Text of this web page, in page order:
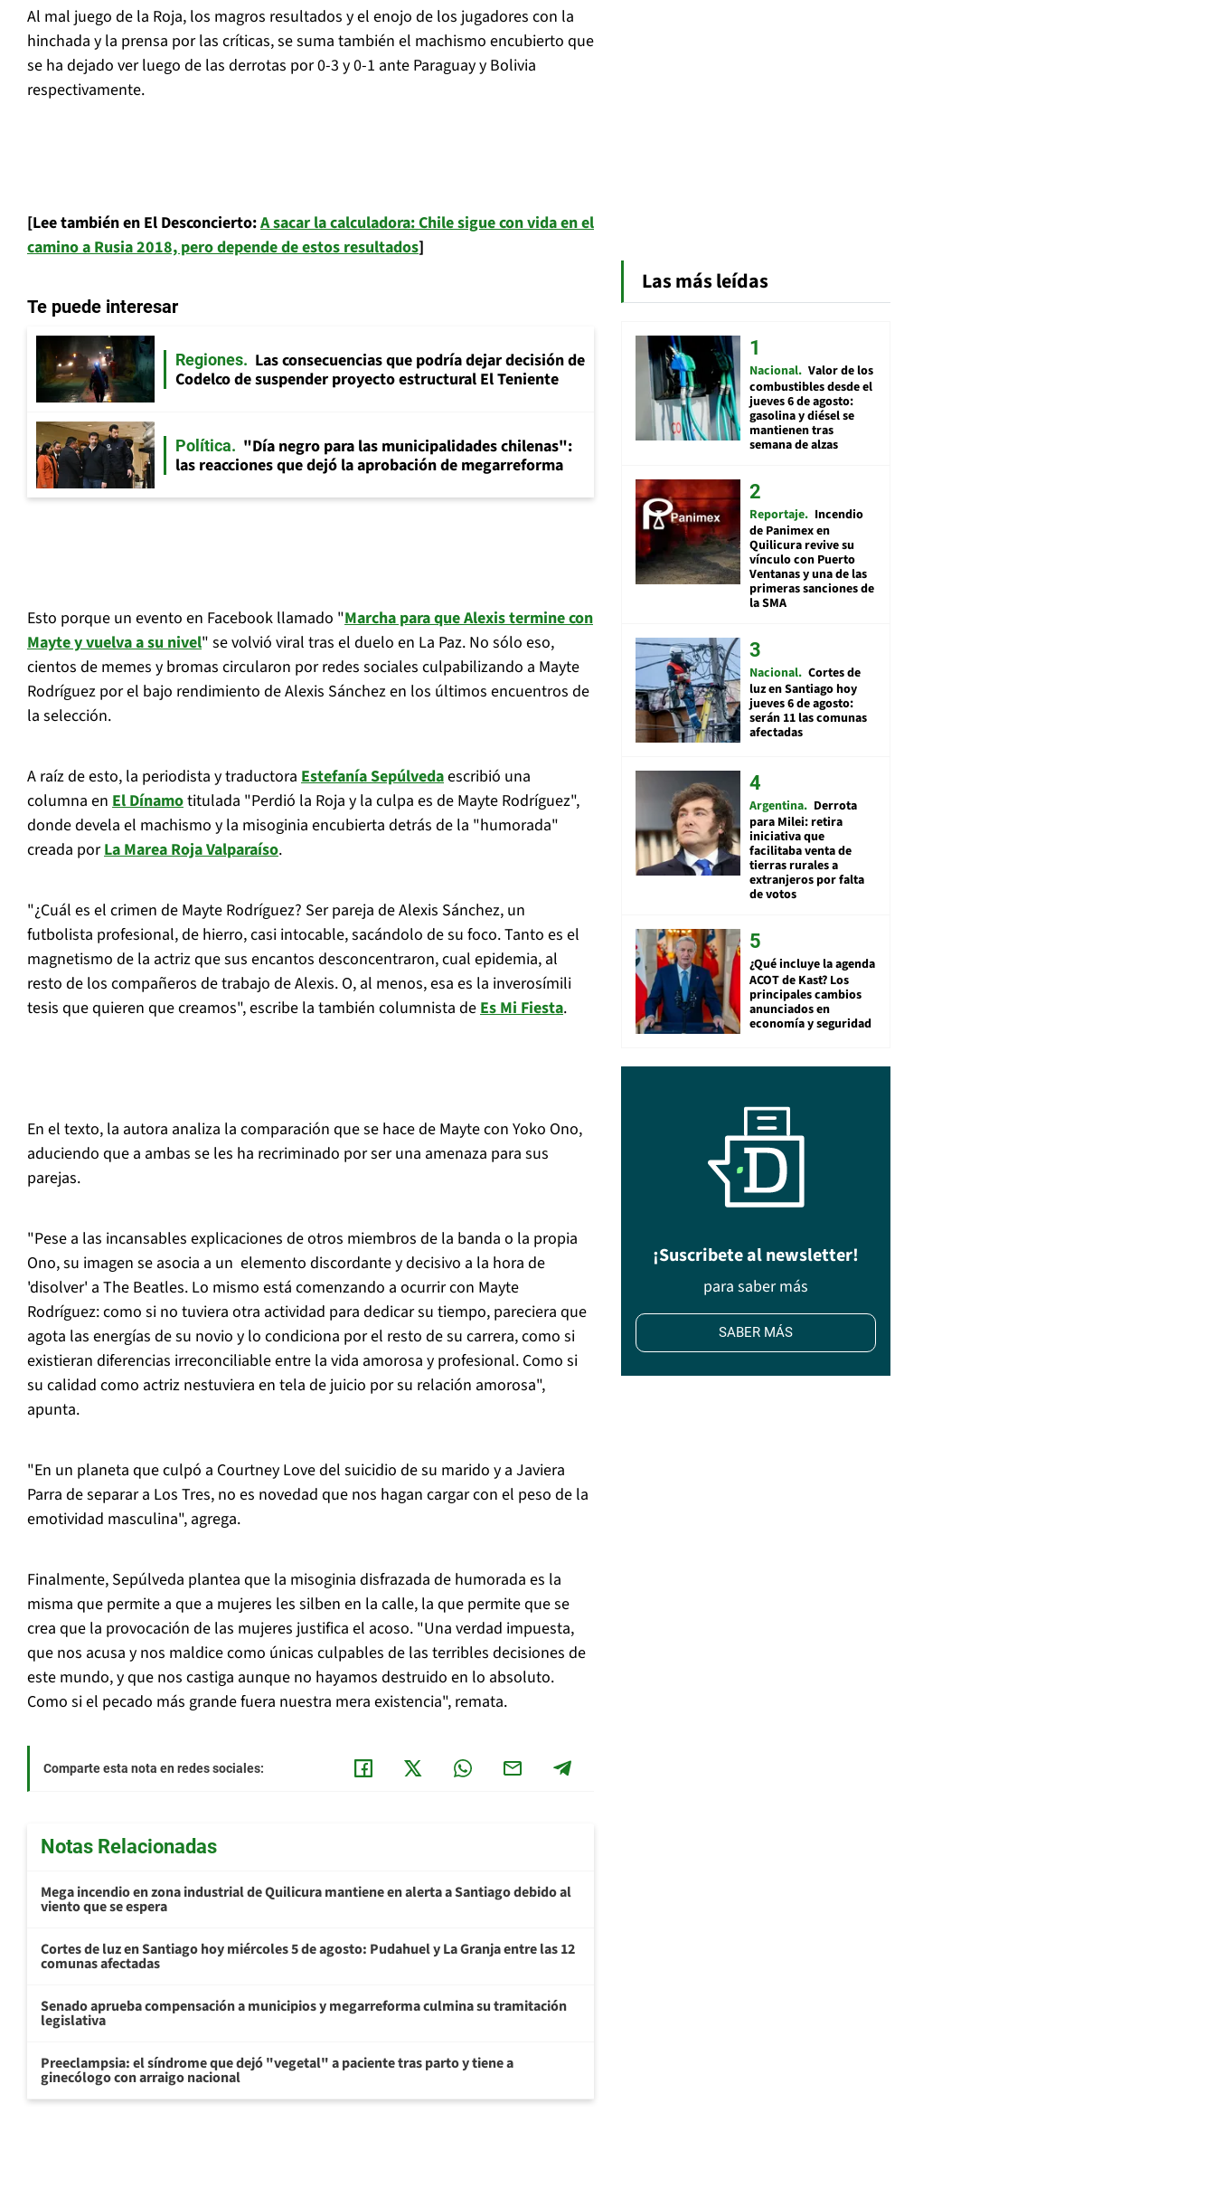
Al mal juego de la Roja, los magros resultados y el enojo de los jugadores con la
hinchada y la prensa por las críticas, se suma también el machismo encubierto que
se ha dejado ver luego de las derrotas por 0-3 y 0-1 ante Paraguay y Bolivia
respectivamente.
[Lee también en El Desconcierto:A sacar la calculadora: Chile sigue con vida en el
camino a Rusia 2018, pero depende de estos resultados]
Te puede interesar
Regiones
Las consecuencias que podría dejar decisión de
Codelco de suspender proyecto estructural El Teniente
Política
"Día negro para las municipalidades chilenas":
las reacciones que dejó la aprobación de megarreforma
Esto porque un evento en Facebook llamado "Marcha para que Alexis termine con
Mayte y vuelva a su nivel" se volvió viral tras el duelo en La Paz. No sólo eso,
cientos de memes y bromas circularon por redes sociales culpabilizando a Mayte
Rodríguez por el bajo rendimiento de Alexis Sánchez en los últimos encuentros de
la selección.
A raíz de esto, la periodista y traductora Estefanía Sepúlvedaescribió una
columna en El Dínamotitulada "Perdió la Roja y la culpa es de Mayte Rodríguez",
donde devela el machismo y la misoginia encubierta detrás de la "humorada"
creada porLa Marea Roja Valparaíso.
"¿Cuál es el crimen de Mayte Rodríguez? Ser pareja de Alexis Sánchez, un
futbolista profesional, de hierro, casi intocable, sacándolo de su foco. Tanto es el
magnetismo de la actriz que sus encantos desconcentraron, cual epidemia, al
resto de los compañeros de trabajo de Alexis. O, al menos, esa es la inverosímili
tesis que quieren que creamos", escribe la también columnista deEs Mi Fiesta.
En el texto, la autora analiza la comparación que se hace de Mayte con Yoko Ono,
aduciendo que a ambas se les ha recriminado por ser una amenaza para sus
parejas.
"Pese a las incansables explicaciones de otros miembros de la banda o la propia
Ono, su imagen se asocia a un elemento discordante y decisivo a la hora de
'disolver' a The Beatles. Lo mismo está comenzando a ocurrir con Mayte
Rodríguez: como si no tuviera otra actividad para dedicar su tiempo, pareciera que
agota las energías de su novio y lo condiciona por el resto de su carrera, como si
existieran diferencias irreconciliable entre la vida amorosa y profesional. Como si
su calidad como actriz nestuviera en tela de juicio por su relación amorosa",
apunta.
"En un planeta que culpó a Courtney Love del suicidio de su marido y a Javiera
Parra de separar a Los Tres, no es novedad que nos hagan cargar con el peso de la
emotividad masculina", agrega.
Finalmente, Sepúlveda plantea que la misoginia disfrazada de humorada es la
misma que permite a que a mujeres les silben en la calle, la que permite que se
crea que la provocación de las mujeres justifica el acoso. "Una verdad impuesta,
que nos acusa y nos maldice como únicas culpables de las terribles decisiones de
este mundo, y que nos castiga aunque no hayamos destruido en lo absoluto.
Como si el pecado más grande fuera nuestra mera existencia", remata.
Comparte esta nota en redes sociales:
Notas Relacionadas
Mega incendio en zona industrial de Quilicura mantiene en alerta a Santiago debido al
viento que se espera
Cortes de luz en Santiago hoy miércoles 5 de agosto: Pudahuel y La Granja entre las 12
comunas afectadas
Senado aprueba compensación a municipios y megarreforma culmina su tramitación
legislativa
Preeclampsia: el síndrome que dejó "vegetal" a paciente tras parto y tiene a
ginecólogo con arraigo nacional
Las más leídas
Nacional Valor de los
combustibles desde el
jueves 6 de agosto:
gasolina y diésel se
mantienen tras
semana de alzas
Reportaje Incendio
de Panimex en
Quilicura revive su
vínculo con Puerto
Ventanas y una de las
primeras sanciones de
la SMA
Nacional Cortes de
luz en Santiago hoy
jueves 6 de agosto:
serán 11 las comunas
afectadas
Argentina Derrota
para Milei: retira
iniciativa que
facilitaba venta de
tierras rurales a
extranjeros por falta
de votos
¿Qué incluye la agenda
ACOT de Kast? Los
principales cambios
anunciados en
economía y seguridad
¡Suscribete al newsletter!
para saber más
SABER MÁS